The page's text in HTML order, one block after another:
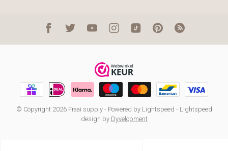
© Copyright 2026 Fraai supply- Powered by Lightspeed - Lightspeed
design by Dyvelopment